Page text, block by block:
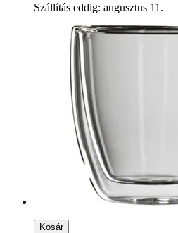
Szállítás eddig: augusztus 11.
Kosár